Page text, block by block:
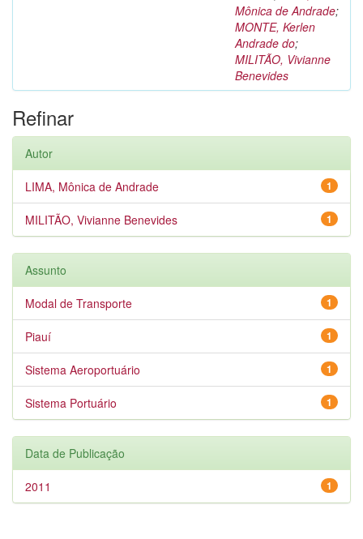
Mônica de Andrade;
MONTE, Kerlen
Andrade do;
MILITÃO, Vivianne
Benevides
Refinar
Autor
1
LIMA, Mônica de Andrade
1
MILITÃO, Vivianne Benevides
Assunto
1
Modal de Transporte
1
Piauí
1
Sistema Aeroportuário
1
Sistema Portuário
Data de Publicação
1
2011